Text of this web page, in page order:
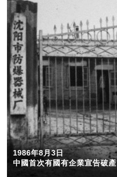
1986年8月3日
中國首次有國有企業宣告破產